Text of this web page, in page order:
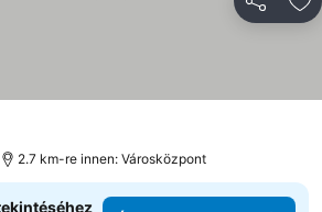
2.7 km-re innen: Városközpont